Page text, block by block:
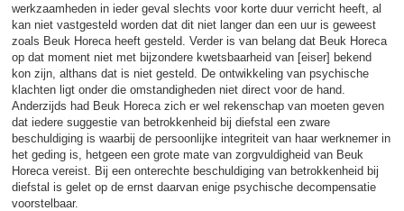
werkzaamheden in ieder geval slechts voor korte duur verricht heeft, al
kan niet vastgesteld worden dat dit niet langer dan een uur is geweest
zoals Beuk Horeca heeft gesteld. Verder is van belang dat Beuk Horeca
op dat moment niet met bijzondere kwetsbaarheid van [eiser] bekend
kon zijn, althans dat is niet gesteld. De ontwikkeling van psychische
klachten ligt onder die omstandigheden niet direct voor de hand.
Anderzijds had Beuk Horeca zich er wel rekenschap van moeten geven
dat iedere suggestie van betrokkenheid bij diefstal een zware
beschuldiging is waarbij de persoonlijke integriteit van haar werknemer in
het geding is, hetgeen een grote mate van zorgvuldigheid van Beuk
Horeca vereist. Bij een onterechte beschuldiging van betrokkenheid bij
diefstal is gelet op de ernst daarvan enige psychische decompensatie
voorstelbaar.